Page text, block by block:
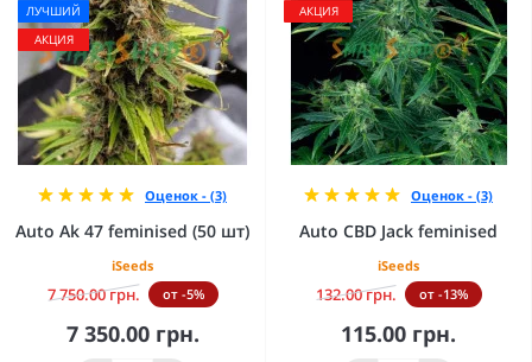
ЛУЧШИЙ
АКЦИЯ
Оценок - (3)
Auto Ak 47 feminised (50 шт)
iSeeds
7 750.00 грн. от -5%
7 350.00 грн.
АКЦИЯ
Оценок - (3)
Auto CBD Jack feminised
iSeeds
132.00 грн. от -13%
115.00 грн.